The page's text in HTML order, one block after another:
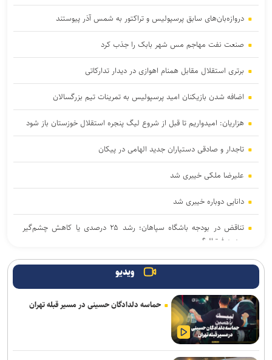
دروازه‌بان‌های سابق پرسپولیس و تراکتور به شمس آذر پیوستند
صنعت نفت مهاجم مس شهر بابک را جذب کرد
برتری استقلال مقابل همنام اهوازی در دیدار تدارکاتی
اضافه شدن بازیکنان امید پرسپولیس به تمرینات تیم بزرگسالان
هزاریان: امیدواریم تا قبل از شروع لیگ پنجره استقلال خوزستان باز شود
تاجدار و صادقی دستیاران جدید الهامی در پیکان
علیرضا ملکی خیبری شد
دانایی دوباره خیبری شد
تناقض در بودجه باشگاه سپاهان؛ رشد ۲۵ درصدی یا کاهش چشم‌گیر
بودجه فوتبال؟
فلاح به صنعت نفت پیوست
مدیرعامل پرسپولیس سفیر افتخاری چوگان شد
مدال طلای زارعی در بلاروس/ دومین رکوردشکنی دونده ایران در آستانه
بازی‌های آسیایی
ویدیو
حماسه دلدادگان حسینی در مسیر قبله تهران